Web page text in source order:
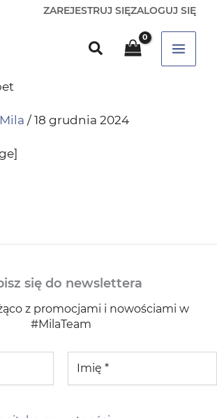
ZAREJESTRUJ SIĘZALOGUJ SIĘ
/ 18 grudnia 2024
się do newslettera
z promocjami i nowościami w
#MilaTeam